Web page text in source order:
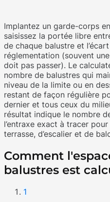
Implantez un garde-corps
saisissez la portée libre
de chaque balustre et
réglementation (souvent
doit pas passer). Le
nombre de balustres qui
niveau de la limite ou en
restant de façon régulière
dernier et tous ceux du
résultat indique le nombre
l’entraxe exact à tracer
terrasse, d’escalier et de
Comment
balustres est
1